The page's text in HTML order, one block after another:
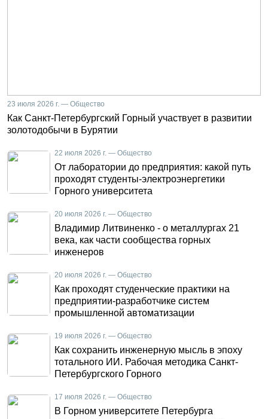
23 июля 2026 г. — Общество
Как Санкт-Петербургский Горный участвует в развитии
золотодобычи в Бурятии
22 июля 2026 г. — Общество
От лаборатории до предприятия: какой путь
проходят студенты-электроэнергетики
Горного университета
20 июля 2026 г. — Общество
Владимир Литвиненко - о металлургах 21
века, как части сообщества горных
инженеров
20 июля 2026 г. — Общество
Как проходят студенческие практики на
предприятии-разработчике систем
промышленной автоматизации
19 июля 2026 г. — Общество
Как сохранить инженерную мысль в эпоху
тотального ИИ. Рабочая методика Санкт-
Петербургского Горного
17 июля 2026 г. — Общество
В Горном университете Петербурга